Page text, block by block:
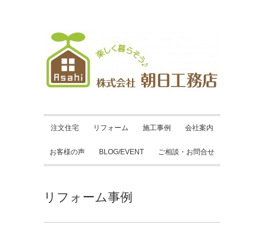
注文住宅 リフォーム 施工事例 会社案内
お客様の声 BLOG/EVENT ご相談・お問合せ
リフォーム事例